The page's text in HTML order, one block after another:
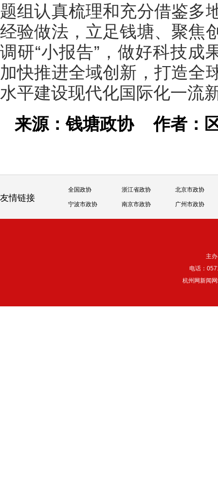
题组认真梳理和充分借鉴多
经验做法，立足钱塘、聚焦
调研“小报告”，做好科技成
加快推进全域创新，打造全
水平建设现代化国际化一流
来源：钱塘政协作者：
友情链接
全国政协 浙江省政协 北京市政协
宁波市政协 南京市政协 广州市政协
主
电话：
杭州网新闻